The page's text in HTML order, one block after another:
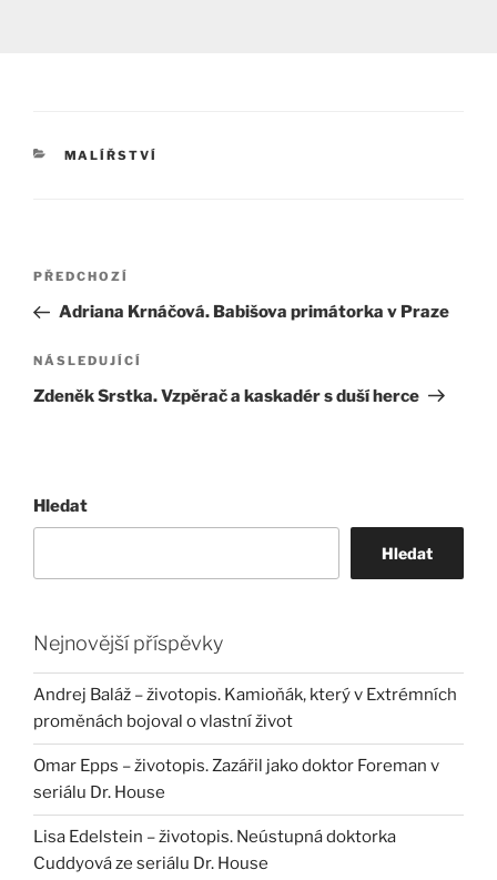
RUBRIKY
MALÍŘSTVÍ
Navigace
příspěvek
Předchozí
příspěvek
PŘEDCHOZÍ
Adriana Krnáčová. Babišova primátorka v Praze
Následující
příspěvek
NÁSLEDUJÍCÍ
Zdeněk Srstka. Vzpěrač a kaskadér s duší herce
Hledat
Hledat
Nejnovější příspěvky
Andrej Baláž – životopis. Kamioňák, který v Extrémních
proměnách bojoval o vlastní život
Omar Epps – životopis. Zazářil jako doktor Foreman v
seriálu Dr. House
Lisa Edelstein – životopis. Neústupná doktorka
Cuddyová ze seriálu Dr. House